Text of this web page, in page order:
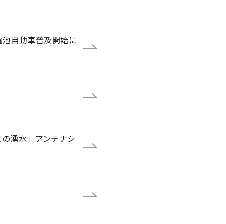
自動車普及開始に
湧水」アンテナシ